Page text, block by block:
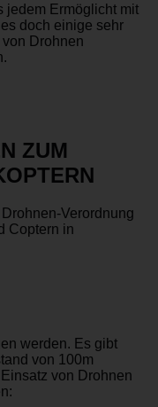
jedem Ermöglicht mit
doch einige sehr
Drohnen
ZUM
Verordnung
Coptern in
werden. Es gibt
von 100m
von Drohnen